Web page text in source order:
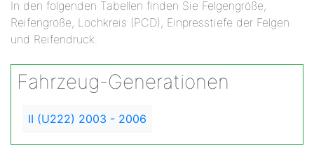
In den folgenden Tabellen finden Sie Felgengröße,
Reifengröße, Lochkreis (PCD), Einpresstiefe der Felgen
und Reifendruck.
Fahrzeug-Generationen
II (U222) 2003 - 2006